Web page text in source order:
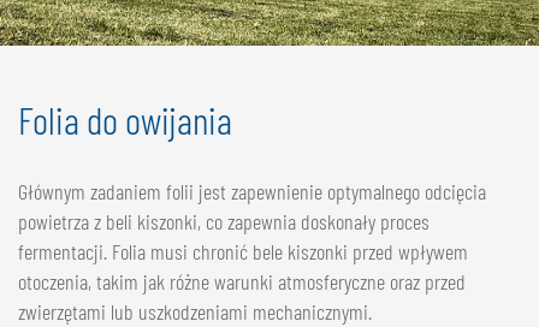
Folia do owijania
Głównym zadaniem folii jest zapewnienie optymalnego odcięcia
powietrza z beli kiszonki, co zapewnia doskonały proces
fermentacji. Folia musi chronić bele kiszonki przed wpływem
otoczenia, takim jak różne warunki atmosferyczne oraz przed
zwierzętami lub uszkodzeniami mechanicznymi.